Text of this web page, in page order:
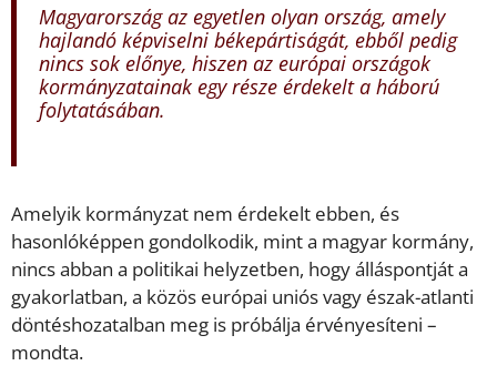
Magyarország az egyetlen olyan ország, amely
hajlandó képviselni békepártiságát, ebből pedig
nincs sok előnye, hiszen az európai országok
kormányzatainak egy része érdekelt a háború
folytatásában.
Amelyik kormányzat nem érdekelt ebben, és
hasonlóképpen gondolkodik, mint a magyar kormány,
nincs abban a politikai helyzetben, hogy álláspontját a
gyakorlatban, a közös európai uniós vagy észak-atlanti
döntéshozatalban meg is próbálja érvényesíteni –
mondta.